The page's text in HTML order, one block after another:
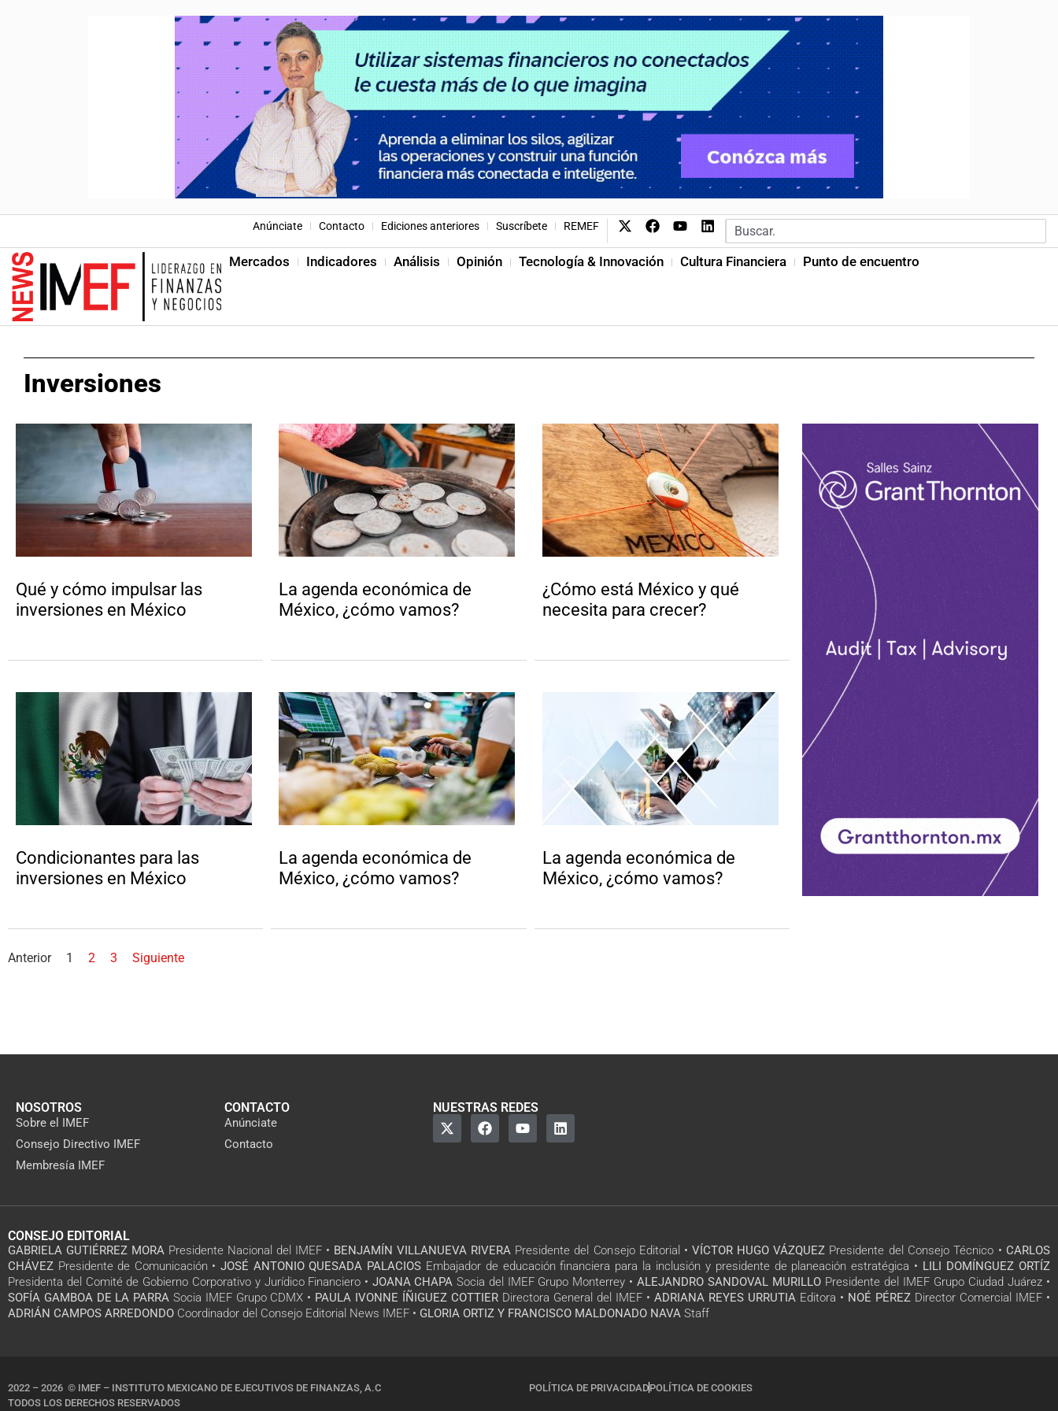
Anúnciate Contacto Ediciones anteriores Suscríbete REMEF
Mercados Indicadores Análisis Opinión Tecnología & Innovación Cultura Financiera Punto de encuentro
Inversiones
Qué y cómo impulsar las
inversiones en México
La agenda económica de
México, ¿cómo vamos?
¿Cómo está México y qué
necesita para crecer?
Condicionantes para las
inversiones en México
La agenda económica de
México, ¿cómo vamos?
La agenda económica de
México, ¿cómo vamos?
Anterior 1 2 3 Siguiente
NOSOTROS
Sobre el IMEF
Consejo Directivo IMEF
Membresía IMEF
CONTACTO
Anúnciate
Contacto
NUESTRAS REDES
CONSEJO EDITORIAL
GABRIELA GUTIÉRREZ MORA Presidente Nacional del IMEF • BENJAMÍN VILLANUEVA RIVERA Presidente del Consejo Editorial • VÍCTOR HUGO VÁZQUEZ Presidente del Consejo Técnico • CARLOS
CHÁVEZ Presidente de Comunicación • JOSÉ ANTONIO QUESADA PALACIOS Embajador de educación financiera para la inclusión y presidente de planeación estratégica • LILI DOMÍNGUEZ ORTÍZ
Presidenta del Comité de Gobierno Corporativo y Jurídico Financiero • JOANA CHAPA Socia del IMEF Grupo Monterrey • ALEJANDRO SANDOVAL MURILLO Presidente del IMEF Grupo Ciudad Juárez •
SOFÍA GAMBOA DE LA PARRA Socia IMEF Grupo CDMX • PAULA IVONNE ÍÑIGUEZ COTTIER Directora General del IMEF • ADRIANA REYES URRUTIA Editora • NOÉ PÉREZ Director Comercial IMEF •
ADRIÁN CAMPOS ARREDONDO Coordinador del Consejo Editorial News IMEF • GLORIA ORTIZ Y FRANCISCO MALDONADO NAVA Staff
2022 – 2026 © IMEF – INSTITUTO MEXICANO DE EJECUTIVOS DE FINANZAS, A.C
TODOS LOS DERECHOS RESERVADOS
POLÍTICA DE PRIVACIDADPOLÍTICA DE COOKIES